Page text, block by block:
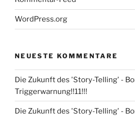
WordPress.org
NEUESTE KOMMENTARE
Die Zukunft des 'Story-Telling' -
Triggerwarnung!!11!!!
Die Zukunft des 'Story-Telling' -